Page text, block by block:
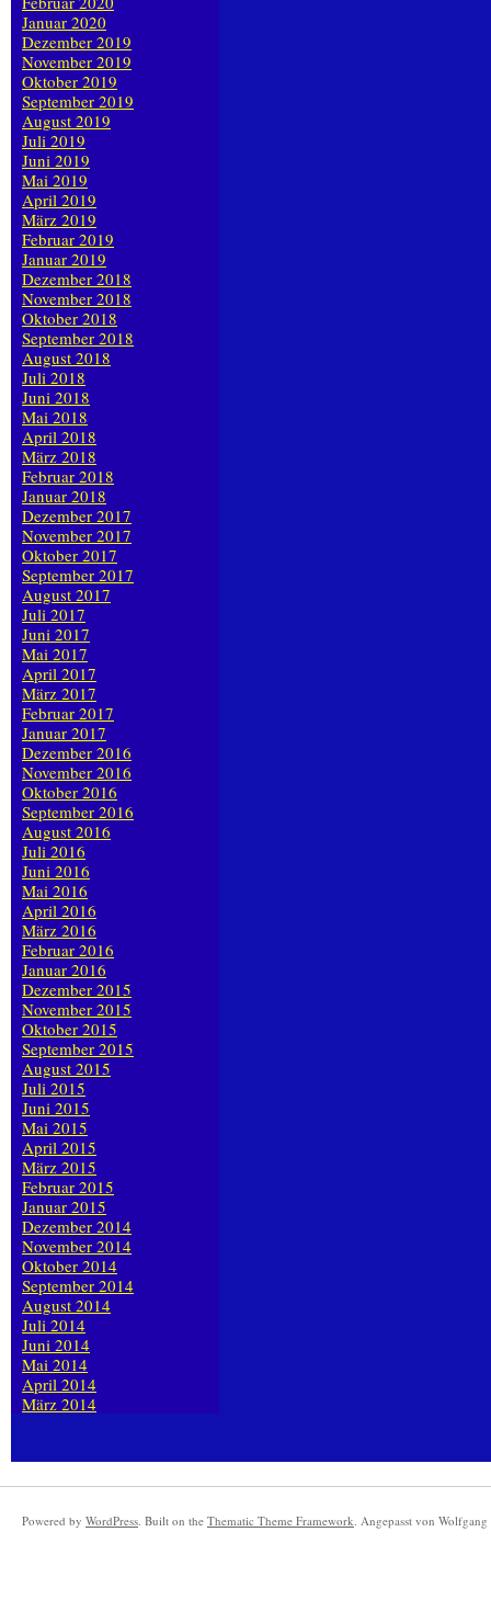
Januar 2020
Dezember 2019
November 2019
Oktober 2019
September 2019
August 2019
Juli 2019
Juni 2019
Mai 2019
April 2019
März 2019
Februar 2019
Januar 2019
Dezember 2018
November 2018
Oktober 2018
September 2018
August 2018
Juli 2018
Juni 2018
Mai 2018
April 2018
März 2018
Februar 2018
Januar 2018
Dezember 2017
November 2017
Oktober 2017
September 2017
August 2017
Juli 2017
Juni 2017
Mai 2017
April 2017
März 2017
Februar 2017
Januar 2017
Dezember 2016
November 2016
Oktober 2016
September 2016
August 2016
Juli 2016
Juni 2016
Mai 2016
April 2016
März 2016
Februar 2016
Januar 2016
Dezember 2015
November 2015
Oktober 2015
September 2015
August 2015
Juli 2015
Juni 2015
Mai 2015
April 2015
März 2015
Februar 2015
Januar 2015
Dezember 2014
November 2014
Oktober 2014
September 2014
August 2014
Juli 2014
Juni 2014
Mai 2014
April 2014
März 2014
Powered by WordPress. Built on the Thematic Theme Framework. Angepasst von